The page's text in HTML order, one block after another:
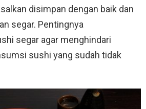
disimpan dengan baik dan
segar. Pentingnya
segar agar menghindari
sushi yang sudah tidak